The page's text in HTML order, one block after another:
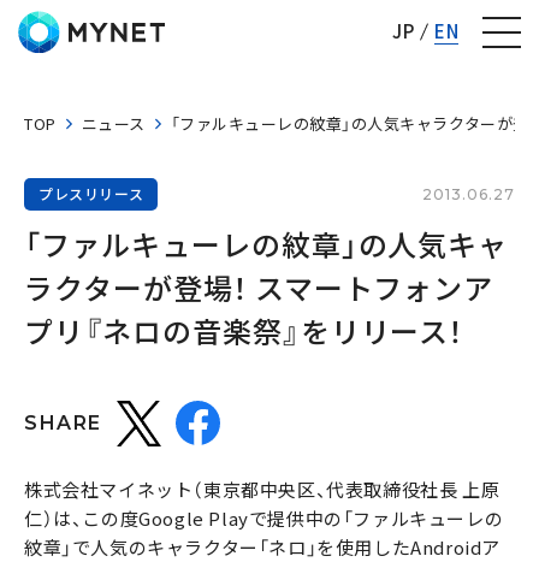
JP EN
TOP ニュース 「ファルキューレの紋章」の人気キャラクターが登
プレスリリース 2013.06.27
「ファルキューレの紋章」の人気キャ
ラクターが登場！ スマートフォンア
プリ『ネロの音楽祭』をリリース！
SHARE
株式会社マイネット（東京都中央区、代表取締役社長 上原
仁）は、この度Google Playで提供中の「ファルキューレの
紋章」で人気のキャラクター「ネロ」を使用したAndroidア